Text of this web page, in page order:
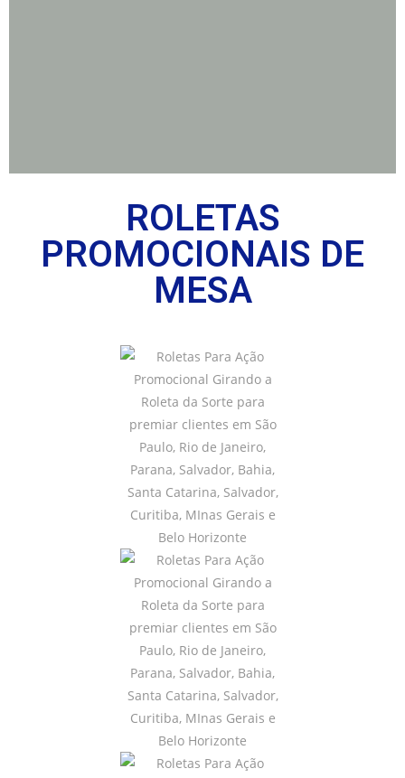
ROLETAS
PROMOCIONAIS DE
MESA